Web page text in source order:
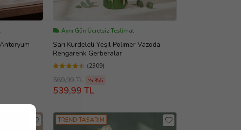
Aynı Gün Ücretsiz Teslimat
Sarı Kurdeleli Yeşil Polimer Vazoda
Rengarenk Gerberalar
(2309)
569,99 TL %5
539,99 TL
TREND TASARIM